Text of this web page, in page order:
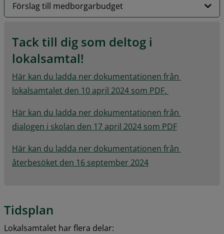
Förslag till medborgarbudget
Tack till dig som deltog i
lokalsamtal!
Här kan du ladda ner dokumentationen från
lokalsamtalet den 10 april 2024 som PDF.
Här kan du ladda ner dokumentationen från
dialogen i skolan den 17 april 2024 som PDFpdf, 2.6 MB.
Här kan du ladda ner dokumentationen från
återbesöket den 16 september 2024pdf, 526.4 kB.
Tidsplan
Lokalsamtalet har flera delar: